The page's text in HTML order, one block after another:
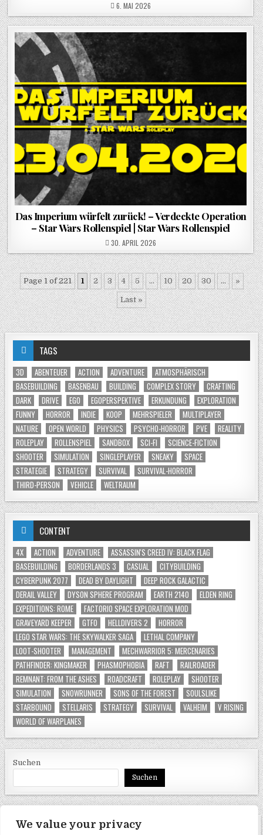
We value your privacy
POSTED ON
6. MAI 2026
Das Imperium würfelt zurück! – Verdeckte Operation
– Star Wars Rollenspiel | Star Wars Rollenspiel
POSTED ON
30. APRIL 2026
Page 1 of 221 1 2 3 4 5 ... 10 20 30 ... »
Last »
TAGS
3D ABENTEUER ACTION ADVENTURE
ATMOSPHÄRISCH
BASEBUILDING
BASENBAU BUILDING COMPLEX STORY
CRAFTING
DARK
DRIVE EGO EGOPERSPEKTIVE ERKUNDUNG
EXPLORATION
FUNNY
HORROR INDIE KOOP MEHRSPIELER
MULTIPLAYER
NATURE
OPEN WORLD PHYSICS PSYCHO-HORROR PVE
REALITY
ROLEPLAY
ROLLENSPIEL SANDBOX SCI-FI
SCIENCE-FICTION
SHOOTER
SIMULATION SINGLEPLAYER SNEAKY
SPACE
STRATEGIE
STRATEGY SURVIVAL
SURVIVAL-HORROR
THIRD-PERSON
VEHICLE WELTRAUM
CONTENT
4X ACTION ADVENTURE
ASSASSIN'S CREED IV: BLACK FLAG
BASEBUILDING
BORDERLANDS 3 CASUAL
CITYBUILDING
CYBERPUNK 2077
DEAD BY DAYLIGHT
DEEP ROCK GALACTIC
DERAIL VALLEY
DYSON SPHERE PROGRAM EARTH 2140
ELDEN RING
EXPEDITIONS: ROME
FACTORIO SPACE EXPLORATION MOD
GRAVEYARD KEEPER
GTFO HELLDIVERS 2
HORROR
LEGO STAR WARS: THE SKYWALKER SAGA
LETHAL COMPANY
LOOT-SHOOTER
MANAGEMENT
MECHWARRIOR 5: MERCENARIES
PATHFINDER: KINGMAKER
PHASMOPHOBIA RAFT
RAILROADER
REMNANT: FROM THE ASHES
ROADCRAFT ROLEPLAY
SHOOTER
SIMULATION
SNOWRUNNER SONS OF THE FOREST
SOULSLIKE
STARBOUND
STELLARIS STRATEGY SURVIVAL VALHEIM
V RISING
WORLD OF WARPLANES
Suchen
Suchen